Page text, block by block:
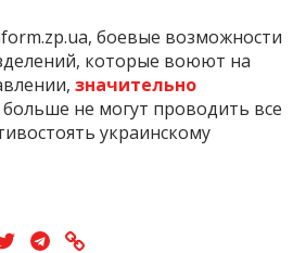
боевые возможности
которые воюют на
значительно
не могут проводить все
украинскому